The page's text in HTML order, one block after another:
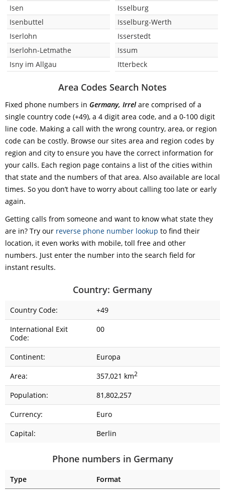
Isen
Isenbuttel
Iserlohn
Iserlohn-Letmathe
Isny im Allgau
Isselburg
Isselburg-Werth
Isserstedt
Issum
Itterbeck
Area Codes Search Notes
Fixed phone numbers in Germany, Irrel are comprised of a
single country code (+49), a 4 digit area code, and a 0-100 digit
line code. Making a call with the wrong country, area, or region
code can be costly. Browse our sites area and region codes by
region and city to ensure you have the correct information for
your calls. Each region page contains a list of the cities within
that state and the numbers of that area. Also available are local
times. So you don’t have to worry about calling too late or early
again.
Getting calls from someone and want to know what state they
are in? Try our reverse phone number lookup to find their
location, it even works with mobile, toll free and other
numbers. Just enter the number into the search field for
instant results.
Country: Germany
Country Code:
+49
International Exit
Code:
00
Continent:
Europa
Area:
357,021 km2
Population:
81,802,257
Currency:
Euro
Capital:
Berlin
Phone numbers in Germany
Type
Format